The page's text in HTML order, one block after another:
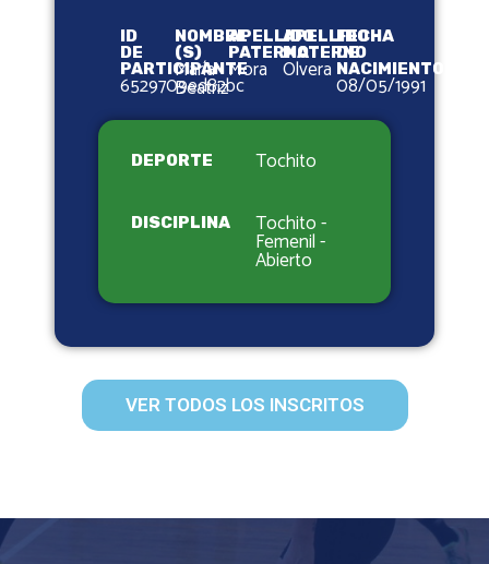
ID
DE
PARTICIPANTE
6529709ed82bc
NOMBRE
(S)
María
Beatriz
APELLIDO
PATERNO
Mora
APELLIDO
MATERNO
Olvera
FECHA
DE
NACIMIENTO
08/05/1991
DEPORTE Tochito
DISCIPLINA Tochito -
Femenil -
Abierto
VER TODOS LOS INSCRITOS